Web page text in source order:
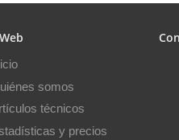
somos
técnicos
y precios